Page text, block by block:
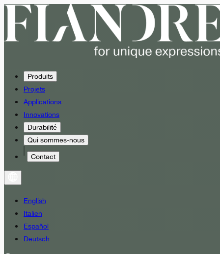
Produits
Projets
Applications
Innovations
Durabilité
Qui sommes-nous
Contact
English
Italien
Español
Deutsch